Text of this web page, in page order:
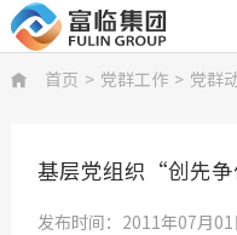
 首页 > 党群工作 > 党群
基层党组织“创先
发布时间：2011年07月01